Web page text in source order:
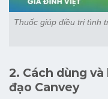
Thuốc giúp điều trị tình
2. Cách dùng
đạo Canvey